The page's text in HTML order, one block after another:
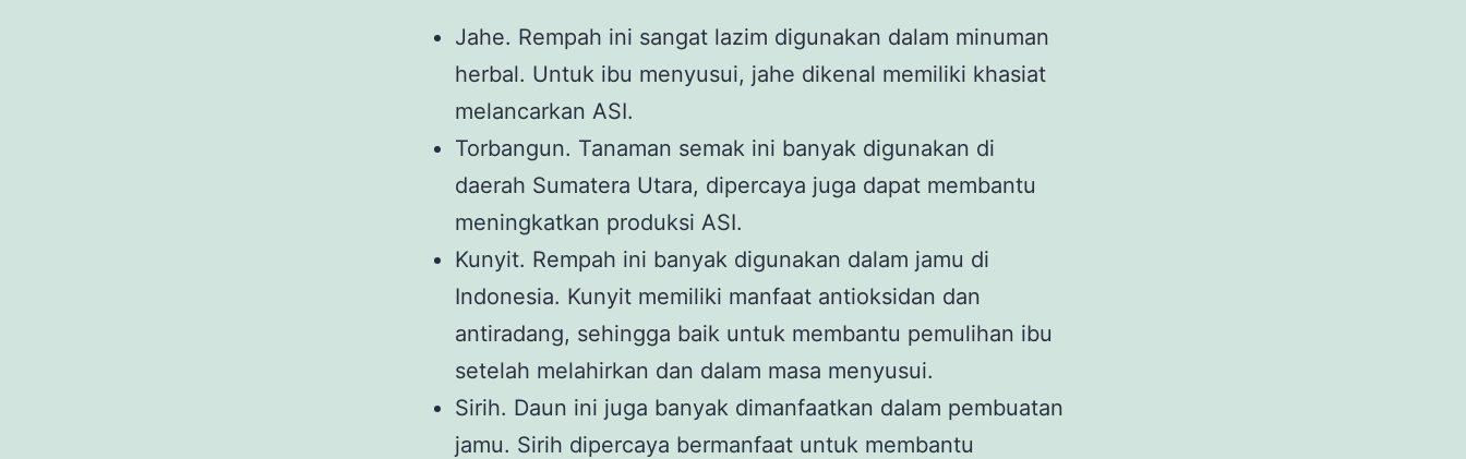
Jahe. Rempah ini sangat lazim digunakan dalam minuman
herbal. Untuk ibu menyusui, jahe dikenal memiliki khasiat
melancarkan ASI.
Torbangun. Tanaman semak ini banyak digunakan di
daerah Sumatera Utara, dipercaya juga dapat membantu
meningkatkan produksi ASI.
Kunyit. Rempah ini banyak digunakan dalam jamu di
Indonesia. Kunyit memiliki manfaat antioksidan dan
antiradang, sehingga baik untuk membantu pemulihan ibu
setelah melahirkan dan dalam masa menyusui.
Sirih. Daun ini juga banyak dimanfaatkan dalam pembuatan
jamu. Sirih dipercaya bermanfaat untuk membantu